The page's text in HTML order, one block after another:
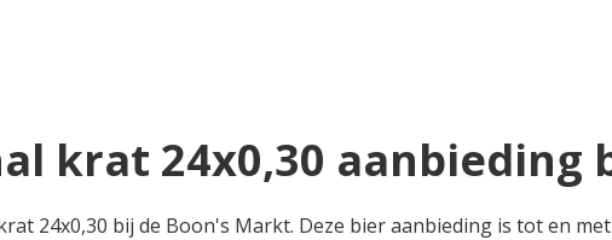
krat 24x0,30 aanbieding
24x0,30 bij de Boon's Markt. Deze bier aanbieding is tot en